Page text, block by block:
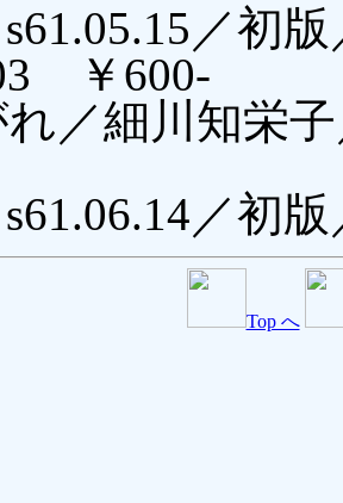
s61.05.15／初
￥600-
／細川知栄
s61.06.14／初
Top へ